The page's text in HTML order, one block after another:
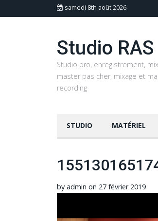
samedi 8th août 2026
Studio
Studio pro, enregistrement,
master pas cher, mixage et
recording
STUDIO MATÉRIEL
by admin on 27 février 2019